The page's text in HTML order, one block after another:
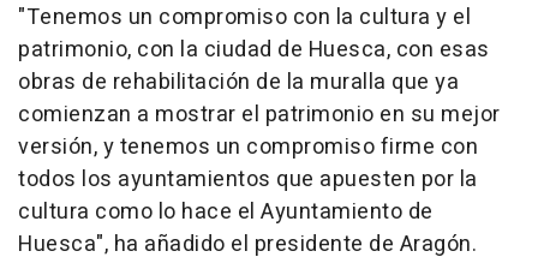
"Tenemos un compromiso con la cultura y el
patrimonio, con la ciudad de Huesca, con esas
obras de rehabilitación de la muralla que ya
comienzan a mostrar el patrimonio en su mejor
versión, y tenemos un compromiso firme con
todos los ayuntamientos que apuesten por la
cultura como lo hace el Ayuntamiento de
Huesca", ha añadido el presidente de Aragón.